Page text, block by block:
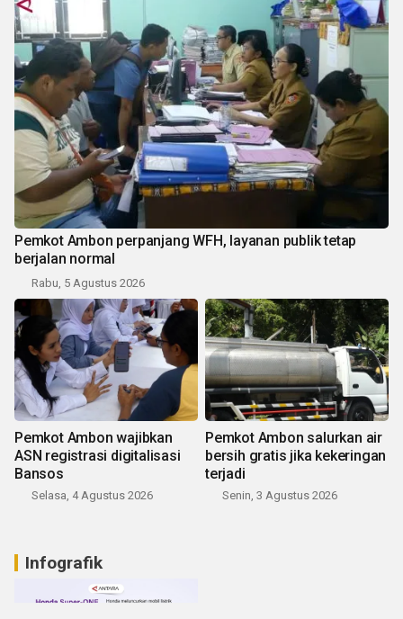
Pemkot Ambon perpanjang WFH, layanan publik tetap
berjalan normal
Rabu, 5 Agustus 2026
Pemkot Ambon wajibkan
ASN registrasi digitalisasi
Bansos
Selasa, 4 Agustus 2026
Pemkot Ambon salurkan air
bersih gratis jika kekeringan
terjadi
Senin, 3 Agustus 2026
Infografik